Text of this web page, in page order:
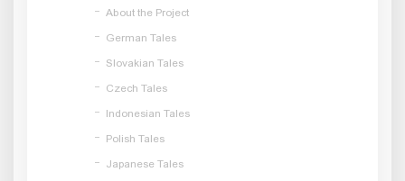
About the Project
German Tales
Slovakian Tales
Czech Tales
Indonesian Tales
Polish Tales
Japanese Tales